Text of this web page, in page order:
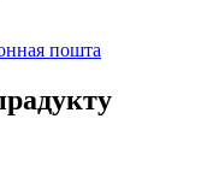
пошта